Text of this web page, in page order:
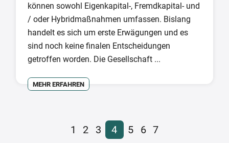
können sowohl Eigenkapital-, Fremdkapital- und
/ oder Hybridmaßnahmen umfassen. Bislang
handelt es sich um erste Erwägungen und es
sind noch keine finalen Entscheidungen
getroffen worden. Die Gesellschaft ...
MEHR ERFAHREN
1 2 3 4 5 6 7